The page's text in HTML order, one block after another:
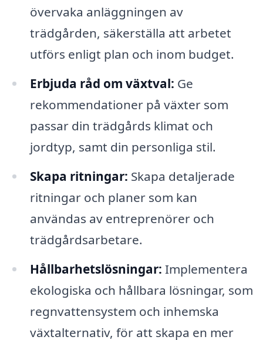
övervaka anläggningen av
trädgården, säkerställa att arbetet
utförs enligt plan och inom budget.
Erbjuda råd om växtval: Ge
rekommendationer på växter som
passar din trädgårds klimat och
jordtyp, samt din personliga stil.
Skapa ritningar: Skapa detaljerade
ritningar och planer som kan
användas av entreprenörer och
trädgårdsarbetare.
Hållbarhetslösningar: Implementera
ekologiska och hållbara lösningar, som
regnvattensystem och inhemska
växtalternativ, för att skapa en mer